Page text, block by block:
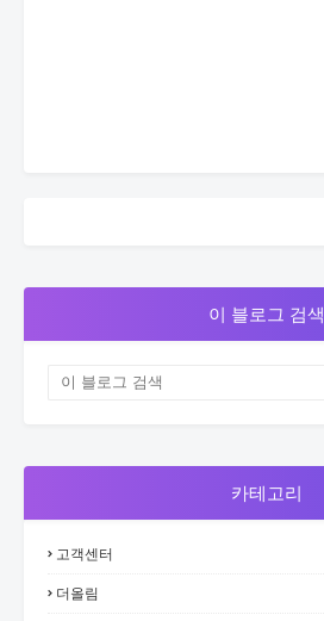
이 블로그 검색
카테고리
고객센터
더올림